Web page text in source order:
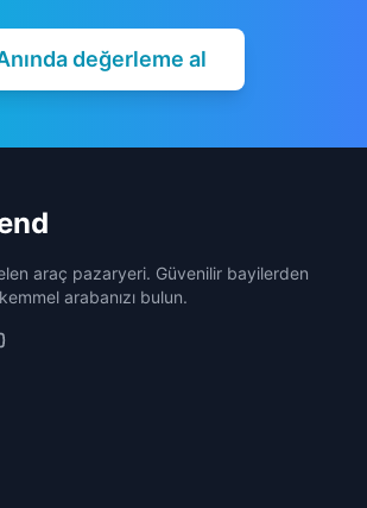
değerleme al
araç pazaryeri. Güvenilir bayilerden
arabanızı bulun.